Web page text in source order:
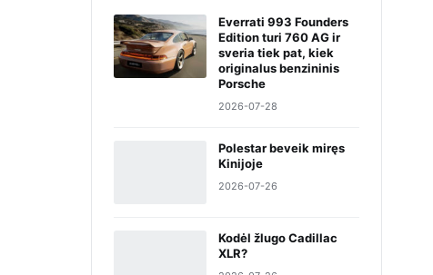
Everrati 993 Founders
Edition turi 760 AG ir
sveria tiek pat, kiek
originalus benzininis
Porsche
2026-07-28
Polestar beveik miręs
Kinijoje
2026-07-26
Kodėl žlugo Cadillac
XLR?